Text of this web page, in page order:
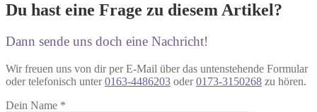
Du hast eine Frage zu diesem Artikel?
Dann sende uns doch eine Nachricht!
Wir freuen uns von dir per E-Mail über das untenstehende Formular
oder telefonisch unter0163-4486203 oder0173-3150268 zu hören.
Dein Name *